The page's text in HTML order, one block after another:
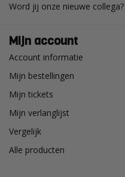
Word jij onze nieuwe collega?
Mijn account
Account informatie
Mijn bestellingen
Mijn tickets
Mijn verlanglijst
Vergelijk
Alle producten